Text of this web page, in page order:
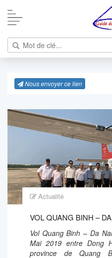
Nous envoyer ce lien
Actualité
VOL QUANG BINH –
Vol Quang Binh – Da
Mai 2019 entre Dong
province de Quang